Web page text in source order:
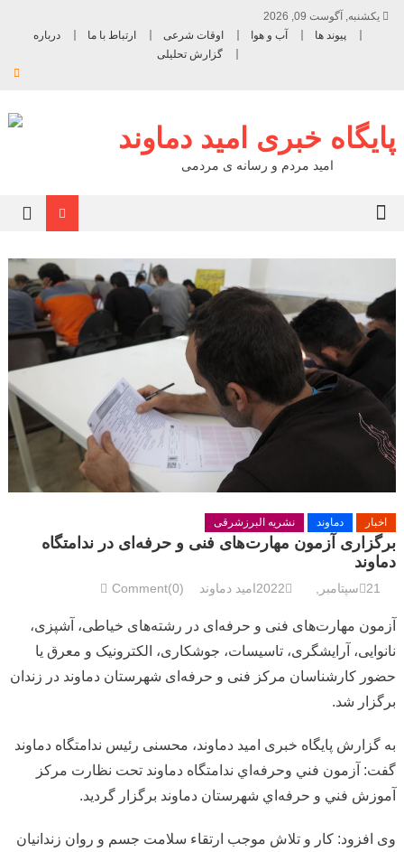
یکشنبه, آگوست 09, 2026
پیوند ها
آب و هوا اوقات شرعی ارتباط با ما
درباره
گزارش تحلیلی
پایگاه خبری امید دماوند
امید مردم و رسانه ی مردمی
اخبار دماوند نشریه البرزشرقی
برگزاری آزمون مهارت‌های فنی و حرفه‌ای در ندامتگاه
دماوند
21سپتامبر, 2022 امید دماوند Comment(0)
آزمون مهارت‌های فنی و حرفه‌ای در رشته‌های خیاطی، آشپزی،
نانوایی، آرایشگری، تاسیسات، جوشکاری، الکترونیک و معرق یا
حضور کارشناسان مرکز فنی و حرفه‌ای شهرستان دماوند در زندان
برگزار شد.
به گزارش پایگاه خبری امید دماوند، محسنی رئیس ندامتگاه دماوند
گفت: آزمون فني وحرفه‌اي ندامتگاه دماوند تحت نظارت مرکز
آموزش فني و حرفه‌اي شهرستان دماوند برگزار گردید.
وی افزود: كار و تلاش موجب ارتقاء سلامت جسم و روان زندانيان